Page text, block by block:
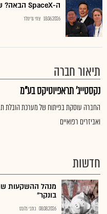
ה-SpaceX הבאה? שתי מניות חלל עם אפסייד של עד 61%
18.06.2026 צחי גרינולד
תיאור חברה
נקסטייג' תראפיוטיקס בע"מ
החברה עוסקת בפיתוח של מערכת הובלת
ואביזרים רפואיים
חדשות
מנהל ההשקעות
בונקר"
08.08.2026 כתבי גלובס